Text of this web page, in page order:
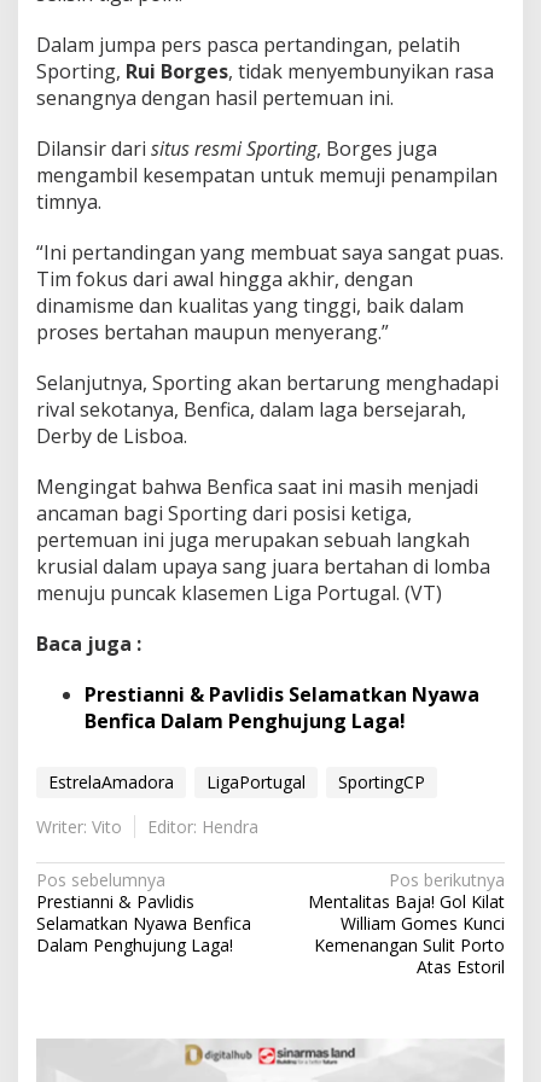
Dalam jumpa pers pasca pertandingan, pelatih
Sporting, Rui Borges, tidak menyembunyikan rasa
senangnya dengan hasil pertemuan ini.
Dilansir dari situs resmi Sporting, Borges juga
mengambil kesempatan untuk memuji penampilan
timnya.
“Ini pertandingan yang membuat saya sangat puas.
Tim fokus dari awal hingga akhir, dengan
dinamisme dan kualitas yang tinggi, baik dalam
proses bertahan maupun menyerang.”
Selanjutnya, Sporting akan bertarung menghadapi
rival sekotanya, Benfica, dalam laga bersejarah,
Derby de Lisboa.
Mengingat bahwa Benfica saat ini masih menjadi
ancaman bagi Sporting dari posisi ketiga,
pertemuan ini juga merupakan sebuah langkah
krusial dalam upaya sang juara bertahan di lomba
menuju puncak klasemen Liga Portugal. (VT)
Baca juga :
Prestianni & Pavlidis Selamatkan Nyawa
Benfica Dalam Penghujung Laga!
EstrelaAmadora LigaPortugal
SportingCP
Writer: Vito
Editor: Hendra
N
a
v
Pos sebelumnya
Prestianni & Pavlidis
Selamatkan Nyawa Benfica
Dalam Penghujung Laga!
Pos berikutnya
Mentalitas Baja! Gol Kilat
William Gomes Kunci
Kemenangan Sulit Porto
Atas Estoril